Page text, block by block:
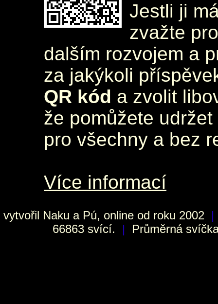
Jestli ji
zvažte
dalším rozvojem a
za jakýkoli
QR kód a zvolit
že pomůžete
pro všechny a bez
Více informací
vytvořil Naku a Pú, online od roku 2002 |
66863 svící.
| Průměrná